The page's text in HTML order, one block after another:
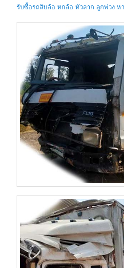
รับซื้อรถสิบล้อ หกล้อ หัวลาก ลูกพ่วง ห